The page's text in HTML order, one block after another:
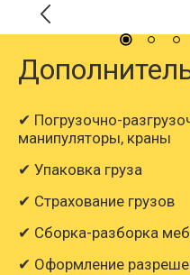
✔ Погрузочно-
манипуляторы, краны
✔ Упаковка груза
✔ Страхование грузов
✔ Сборка-разборка
✔ Оформление